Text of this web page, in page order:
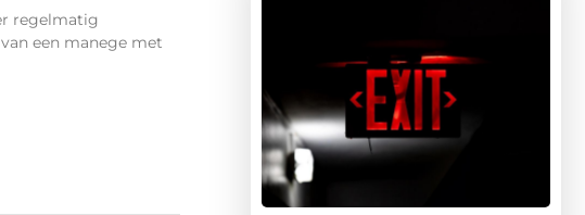
regelmatig
een manege met